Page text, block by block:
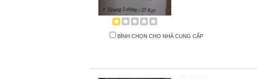
BÌNH CHỌN CHO NHÀ CUNG CẤP